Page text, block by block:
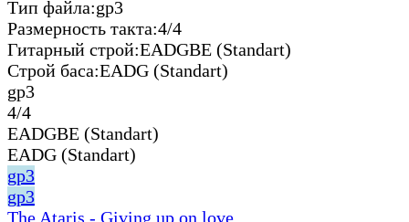
Тип файла:gp3
Размерность такта:4/4
Гитарный строй:EADGBE (Standart)
Строй баса:EADG (Standart)
gp3
4/4
EADGBE (Standart)
EADG (Standart)
gp3
gp3
The Ataris - Giving up on love